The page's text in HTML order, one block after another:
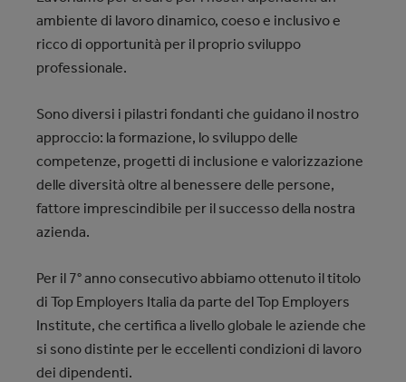
ambiente di lavoro dinamico, coeso e inclusivo e
ricco di opportunità per il proprio sviluppo
professionale.
Sono diversi i pilastri fondanti che guidano il nostro
approccio: la formazione, lo sviluppo delle
competenze, progetti di inclusione e valorizzazione
delle diversità oltre al benessere delle persone,
fattore imprescindibile per il successo della nostra
azienda.
Per il 7° anno consecutivo abbiamo ottenuto il titolo
di Top Employers Italia da parte del Top Employers
Institute, che certifica a livello globale le aziende che
si sono distinte per le eccellenti condizioni di lavoro
dei dipendenti.